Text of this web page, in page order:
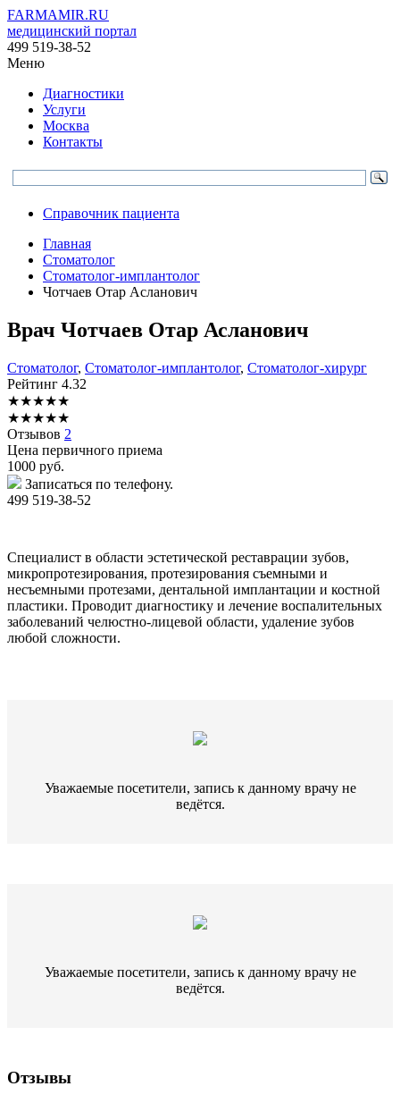
FARMAMIR.RU
медицинский портал
499 519-38-52
Меню
Диагностики
Услуги
Москва
Контакты
Справочник пациента
Главная
Стоматолог
Стоматолог-имплантолог
Чотчаев Отар Асланович
Врач Чотчаев Отар Асланович
Стоматолог, Стоматолог-имплантолог, Стоматолог-хирург
Рейтинг 4.32
★★★★★
★★★★★
Отзывов 2
Цена первичного приема
1000 руб.
Записаться по телефону.
499 519-38-52
Специалист в области эстетической реставрации зубов,
микропротезирования, протезирования съемными и
несъемными протезами, дентальной имплантации и костной
пластики. Проводит диагностику и лечение воспалительных
заболеваний челюстно-лицевой области, удаление зубов
любой сложности.
Уважаемые посетители, запись к данному врачу не
ведётся.
Уважаемые посетители, запись к данному врачу не
ведётся.
Отзывы